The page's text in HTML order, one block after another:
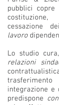
pubblici copre
cessazione
lavoro
Lo studio
relazioni
integrazione e
predispone